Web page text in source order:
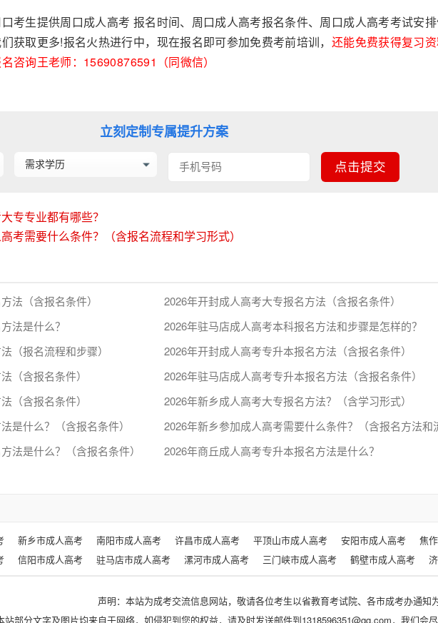
考生提供周口成人高考 报名时间、周口成人高考报名条件、周口成人高考考试安排
获取更多!报名火热进行中，现在报名即可参加免费考前培训， 还能免费获得复习
咨询王老师：15690876591（同微信）
立刻定制专属提升方案
专专业都有哪些？
考需要什么条件？（含报名流程和学习形式）
法（含报名条件）
2026年开封成人高考大专报名方法（含报名条件）
法是什么？
2026年驻马店成人高考本科报名方法和步骤是怎样的？
（报名流程和步骤）
2026年开封成人高考专升本报名方法（含报名条件）
（含报名条件）
2026年驻马店成人高考专升本报名方法（含报名条件）
（含报名条件）
2026年新乡成人高考大专报名方法？（含学习形式）
是什么？（含报名条件）
法是什么？（含报名条件）
2026年商丘成人高考专升本报名方法是什么？
新乡市成人高考 南阳市成人高考 许昌市成人高考 平顶山市成人高考 安阳市成人高考 焦
信阳市成人高考 驻马店市成人高考 漯河市成人高考 三门峡市成人高考 鹤壁市成人高考
声明：本站为成考交流信息网站，敬请各位考生以省教育考试院、各市成考办通知为
站部分文字及图片均来自于网络，如侵犯到您的权益，请及时发送邮件到1318596351@qq.com，我们会尽